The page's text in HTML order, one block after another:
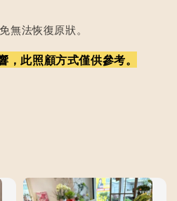
無法恢復原狀。
，此照顧方式僅供參考。